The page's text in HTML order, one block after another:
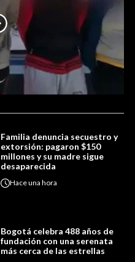
Familia denuncia secuestro y
extorsión: pagaron $150
millones y su madre sigue
desaparecida
Haceuna hora
Bogotá celebra 488 años de
fundación con una serenata
más cerca de las estrellas